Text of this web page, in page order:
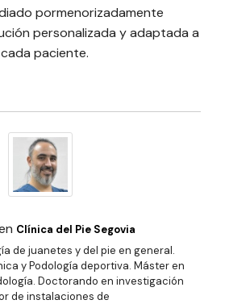
pormenorizadamente
personalizada y adaptada a
paciente.
Clínica del Pie Segovia
de juanetes y del pie en general.
y Podología deportiva. Máster en
Doctorando en investigación
de instalaciones de